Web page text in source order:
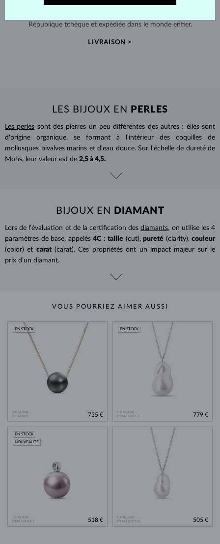
République tchèque et expédiée dans le monde entier.
LIVRAISON >
LES BIJOUX EN PERLES
Les perles sont des pierres un peu différentes des autres : elles sont
d'origine organique, se formant à l'intérieur des coquilles de
mollusques bivalves marins et d'eau douce. Sur l'échelle de dureté de
Mohs, leur valeur est de 2,5 à 4,5.
BIJOUX EN DIAMANT
Lors de l’évaluation et de la certification desdiamants, on utilise les 4
paramètres de base, appelés 4C : taille (cut), pureté (clarity), couleur
(color) et carat (carat). Ces propriétés ont un impact majeur sur le
prix d’un diamant.
VOUS POURRIEZ AIMER AUSSI
OR JAUNE
DE TAHITI
EN STOCK
735 €
OR BLANC
D'EAU DOUCE
EN STOCK
779 €
OR BLANC
D'EAU DOUCE
EN STOCK
NOUVEAUTÉ
518 €
OR BLANC
D'EAU DOUCE
505 €